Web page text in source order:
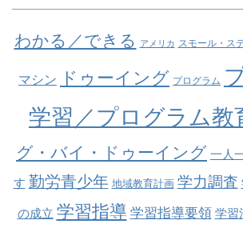
わかる／できる アメリカ スモール・ス
マシン ドゥーイング プログラム
学習／プログラム教
グ・バイ・ドゥーイング 一人
す 勤労青少年 地域教育計画 学力調査
の成立 学習指導 学習指導要領 学習